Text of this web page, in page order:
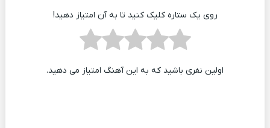
روی یک ستاره کلیک کنید تا به آن امتیاز دهید!
اولین نفری باشید که به این آهنگ امتیاز می دهید.